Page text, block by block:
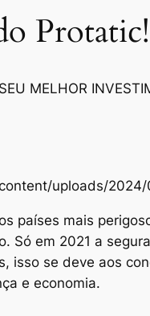
Protatic!
MELHOR
uploads/
países mais
Só em 2021 a
isso se deve aos
e economia.